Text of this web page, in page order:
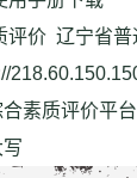
评价 辽宁省
素质评价平